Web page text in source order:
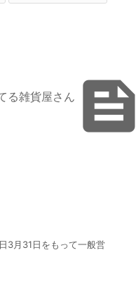

る雑貨屋さん
3月31日をもって一般営